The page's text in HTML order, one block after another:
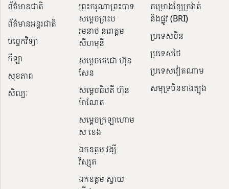
ព័ត៌មានជាតិ
ព័ត៌មានអន្តរជាតិ
បច្ចេកវិទ្យា
កីឡា
សុខភាព
សិល្បៈ
ព្រះករុណាព្រះបាទ
សម្តេចព្រះប
រមនាថ នរោត្តម
សីហមុនី
សម្តេចតេជោ ហ៊ុន
សែន
សម្ដេចធិបតី ហ៊ុន
ម៉ាណែត
សម្ដេចក្រឡាហោម
ស ខេង
ឯកឧត្តម វង្សី
វិស្សុត
ឯកឧត្តម ស្វាយ
គម្រោងខ្សែក្រវ៉ាត់
និងផ្លូវ (BRI)
ប្រទេសចិន
ប្រទេសថៃ
ប្រទេសវៀតណាម
សមុទ្រចិនខាងត្បូង